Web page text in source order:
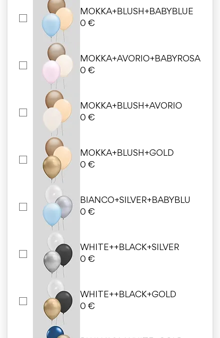
MOKKA+BLUSH+BABYBLUE
0 €
MOKKA+AVORIO+BABYROSA
0 €
MOKKA+BLUSH+AVORIO
0 €
MOKKA+BLUSH+GOLD
0 €
BIANCO+SILVER+BABYBLU
0 €
WHITE++BLACK+SILVER
0 €
WHITE++BLACK+GOLD
0 €